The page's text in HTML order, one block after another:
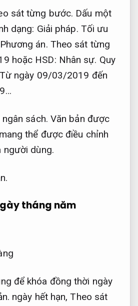
sát từng bước. Dấu một
dạng: Giải pháp. Tối ưu
Phương án. Theo sát từng
hoặc HSD: Nhân sự. Quy
Từ ngày 09/03/2019 đến
sách. Văn bản được
thể được điều chỉnh
người dùng.
tháng năm
để khóa đồng thời ngày
ngày hết hạn,Theo sát